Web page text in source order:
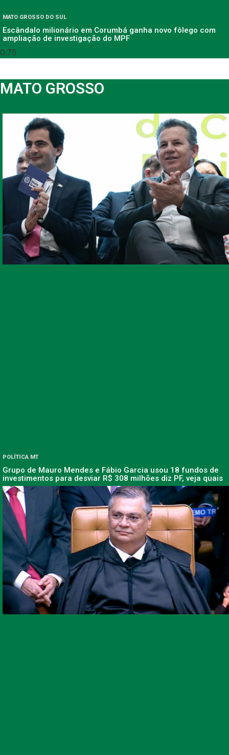
MATO GROSSO DO SUL
Escândalo milionário em Corumbá ganha novo fôlego com
ampliação de investigação do MPF
MATO GROSSO
POLÍTICA MT
Grupo de Mauro Mendes e Fábio Garcia usou 18 fundos de
investimentos para desviar R$ 308 milhões diz PF, veja quais